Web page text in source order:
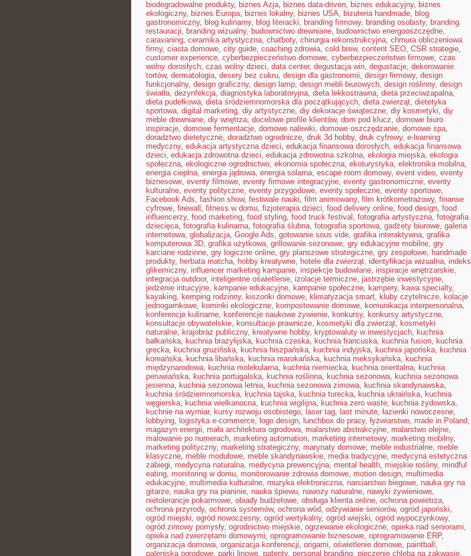
biodegradowalne produkty, biznes Azja, biznes data-driven, biznes edukacyjny, biznes
ekologiczny, biznes Europa, biznes lokalny, biznes USA, bizuteria handmade, blog
gastronomiczny, blog kulinarny, blog literacki, branding firmowy, branding osobisty, branding
restauracji, branding wizualny, budownictwo drewniane, budownictwo energooszczędne,
caravaning, ceramika artystyczna, chatboty, chirurgia rekonstrukcyjna, chmura obliczeniowa
firmy, ciasta domowe, city guide, coaching zdrowia, cold brew, content SEO, CSR strategie,
customer experience, cyberbezpieczeństwo domowe, cyberbezpieczeństwo firmowe, czas
wolny dorosłych, czas wolny dzieci, data center, degustacja win, degustacje, dekorowanie
tortów, dermatologia, desery bez cukru, design dla gastronomii, design firmowy, design
funkcjonalny, design graficzny, design lamp, design mebli biurowych, design roślinny, design
światła, dezynfekcja, diagnostyka laboratoryjna, dieta lekkostrawna, dieta przeciwzapalna,
dieta pudełkowa, dieta śródziemnomorska dla początkujących, dieta zwierząt, dietetyka
sportowa, digital marketing, diy artystyczne, diy dekoracje świąteczne, diy kosmetyki, diy
meble drewniane, diy wnętrza, docelowe profile klientów, dom pod klucz, domowe biuro
inspiracje, domowe fermentacje, domowe nalewki, domowe oszczędzanie, domowe spa,
doradztwo dietetyczne, doradztwo ogrodnicze, druk 3d hobby, druk cyfrowy, e-learning
medyczny, edukacja artystyczna dzieci, edukacja finansowa dorosłych, edukacja finansowa
dzieci, edukacja zdrowotna dzieci, edukacja zdrowotna szkolna, ekologia miejska, ekologia
społeczna, ekologiczne ogrodnictwo, ekonomia społeczna, ekoturystyka, elektronika mobilna,
energia cieplna, energia jądrowa, energia solarna, escape room domowy, event video, eventy
biznesowe, eventy filmowe, eventy firmowe integracyjne, eventy gastronomiczne, eventy
kulturalne, eventy polityczne, eventy przygodowe, eventy społeczne, eventy sportowe,
Facebook Ads, fashion show, festiwale nauki, film animowany, film krótkometrażowy, finanse
cyfrowe, firewall , fitness w domu, fizjoterapia dzieci, food delivery online, food design, food
influencerzy, food marketing, food styling, food truck festival , fotografia artystyczna, fotografia
dziecięca, fotografia kulinarna, fotografia ślubna, fotografia sportowa, gadżety biurowe, galeria
internetowa, globalizacja, Google Ads, gotowanie sous vide, grafika interaktywna, grafika
komputerowa 3D, grafika użytkowa, grillowanie sezonowe, gry edukacyjne mobilne, gry
karciane rodzinne, gry logiczne online, gry planszowe strategiczne, gry zespołowe, handmade
produkty, herbata matcha, hobby kreatywne, hotele dla zwierząt, identyfikacja wizualna, indeks
glikemiczny, influencer marketing kampanie, inspekcje budowlane, inspiracje wnętrzarskie,
integracja outdoor, inteligentne oświetlenie, izolacje termiczne, jastrzębie inwestycyjne,
jedzenie intuicyjne, kampanie edukacyjne, kampanie społeczne, kampery, kawa specialty,
kayaking, kemping rodzinny, kiszonki domowe, klimatyzacja smart, kluby czytelnicze, kolacje
jednogarnkowe, kominki ekologiczne, kompostowanie domowe, komunikacja interpersonalna,
konferencje kulinarne, konferencje naukowe żywienie, konkursy, konkursy artystyczne,
konsultacje obywatelskie, konsultacje prawnicze, kosmetyki dla zwierząt, kosmetyki
naturalne, krajobraz publiczny, kreatywne hobby, kryptowaluty w inwestycjach, kuchnia
bałkańska, kuchnia brazylijska, kuchnia czeska, kuchnia francuska, kuchnia fusion, kuchnia
grecka, kuchnia gruzińska, kuchnia hiszpańska, kuchnia indyjska, kuchnia japońska, kuchnia
koreańska, kuchnia libańska, kuchnia marokańska, kuchnia meksykańska, kuchnia
międzynarodowa, kuchnia molekularna, kuchnia niemiecka, kuchnia orientalna, kuchnia
peruwiańska, kuchnia portugalska, kuchnia roślinna, kuchnia sezonowa, kuchnia sezonowa
jesienna, kuchnia sezonowa letnia, kuchnia sezonowa zimowa, kuchnia skandynawska,
kuchnia śródziemnomorska, kuchnia tajska, kuchnia turecka, kuchnia ukraińska, kuchnia
węgierska, kuchnia wielkanocna, kuchnia wigilijna, kuchnia zero waste, kuchnia żydowska,
kuchnie na wymiar, kursy rozwoju osobistego, laser tag, last minute, łazienki nowoczesne,
lobbying, logistyka e-commerce, logo design, lunchbox do pracy, łyżwiarstwo, made in Poland,
magazyn energii, mała architektura ogrodowa, malarstwo abstrakcyjne, malarstwo olejne,
malowanie po numerach, marketing automation, marketing internetowy, marketing mobilny,
marketing polityczny, marketing strategiczny, marynaty domowe, meble industrialne, meble
klasyczne, meble modułowe, meble skandynawskie, media tradycyjne, medycyna estetyczna
zabiegi, medycyna naturalna, medycyna prewencyjna, mental health, miejskie rośliny, mindful
eating, monitoring w domu, monitorowanie zdrowia domowe, motion design, multimedia
edukacyjne, multimedia kulturalne, muzyka elektroniczna, narciarstwo biegowe, nauka gry na
gitarze, nauka gry na pianinie, nauka śpiewu, nawozy naturalne, nawyki żywieniowe,
nietolerancje pokarmowe, obiady budżetowe, obsługa klienta online, ochrona powietrza,
ochrona przyrody, ochrona systemów, ochrona wód, odżywianie seniorów, ogród japoński,
ogród miejski, ogród nowoczesny, ogród wertykalny, ogród wiejski, ogród wypoczynkowy,
ogród zimowy pomysły, ogrodnictwo miejskie, ogrzewanie ekologiczne, opieka nad seniorami,
opieka nad zwierzętami domowymi, oprogramowanie biznesowe, oprogramowanie ERP,
organizacja domowa, organizacja konferencji, origami, oświetlenie domowe, paintball ,
paleniska ogrodowe, parki linowe, patenty, personal branding, pieczenie chleba na zakwasie,